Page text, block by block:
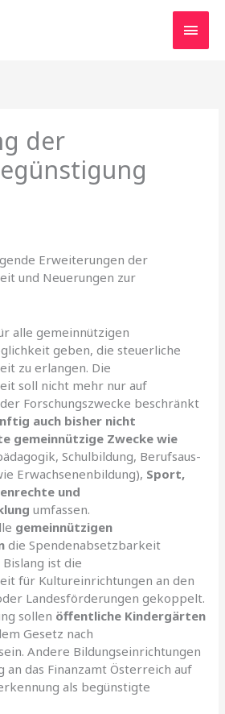
Main
der
Erweiterungen der
und Neuerungen zur
alle gemeinnützigen
geben, die steuerliche
zu erlangen. Die
soll nicht mehr nur auf
Forschungszwecke beschränkt
auch bisher nicht
gemeinnützige Zwecke wie
Schulbildung, Berufsaus-
Erwachsenenbildung), Sport,
und
umfassen.
gemeinnützigen
die Spendenabsetzbarkeit
ist die
für Kultureinrichtungen an den
Landesförderungen gekoppelt.
sollen öffentliche Kindergärten
Gesetz nach
Andere Bildungseinrichtungen
an das Finanzamt Österreich auf
als begünstigte